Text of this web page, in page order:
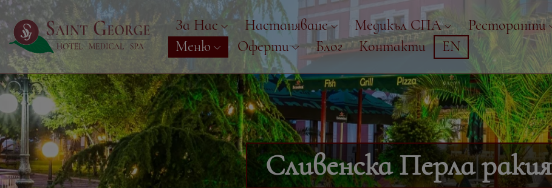
За Нас Настаняване Медикъл СПА
Ресторанти
Меню
Оферти Блог Контакти EN
Сливенска Перла ракия